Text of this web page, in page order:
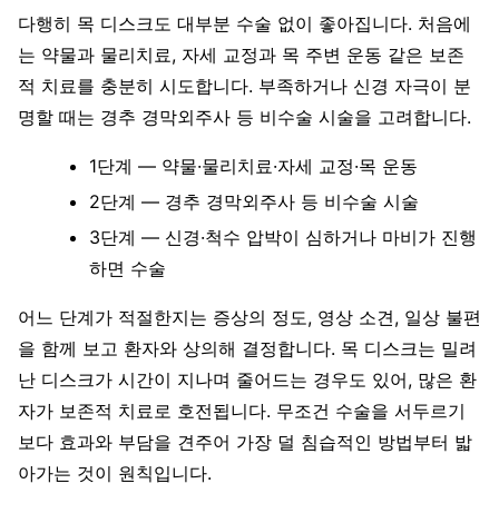
다행히 목 디스크도 대부분 수술 없이 좋아집니다. 처음에
는 약물과 물리치료, 자세 교정과 목 주변 운동 같은 보존
적 치료를 충분히 시도합니다. 부족하거나 신경 자극이 분
명할 때는 경추 경막외주사 등 비수술 시술을 고려합니다.
1단계 — 약물·물리치료·자세 교정·목 운동
2단계 — 경추 경막외주사 등 비수술 시술
3단계 — 신경·척수 압박이 심하거나 마비가 진행
하면 수술
어느 단계가 적절한지는 증상의 정도, 영상 소견, 일상 불편
을 함께 보고 환자와 상의해 결정합니다. 목 디스크는 밀려
난 디스크가 시간이 지나며 줄어드는 경우도 있어, 많은 환
자가 보존적 치료로 호전됩니다. 무조건 수술을 서두르기
보다 효과와 부담을 견주어 가장 덜 침습적인 방법부터 밟
아가는 것이 원칙입니다.